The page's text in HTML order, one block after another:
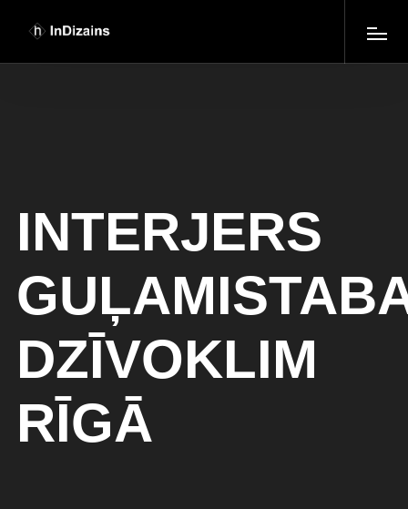
INTERJERS
DZĪVOKLIM
RĪGĀ